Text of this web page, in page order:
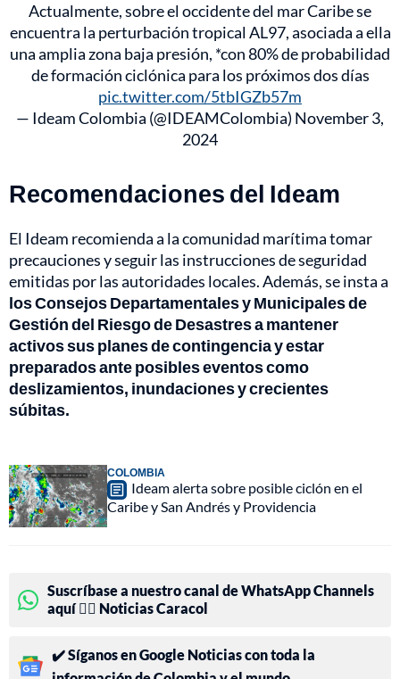
Actualmente, sobre el occidente del mar Caribe se
encuentra la perturbación tropical AL97, asociada a ella
una amplia zona baja presión, *con 80% de probabilidad
de formación ciclónica para los próximos dos días
pic.twitter.com/5tbIGZb57m
— Ideam Colombia (@IDEAMColombia) November 3,
2024
Recomendaciones del Ideam
El Ideam recomienda a la comunidad marítima tomar
precauciones y seguir las instrucciones de seguridad
emitidas por las autoridades locales. Además, se insta a
los Consejos Departamentales y Municipales de
Gestión del Riesgo de Desastres a mantener
activos sus planes de contingencia y estar
preparados ante posibles eventos como
deslizamientos, inundaciones y crecientes
súbitas.
COLOMBIA
Ideam alerta sobre posible ciclón en el
Caribe y San Andrés y Providencia
Suscríbase a nuestro canal de WhatsApp Channels
aquí 👉🏻 Noticias Caracol
✔️ Síganos en Google Noticias con toda la